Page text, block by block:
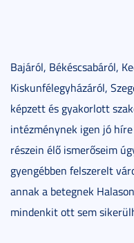
Bajáról, Békéscsabáról,
Kiskunfélegyházáról,
képzett és gyakorlott
intézménynek igen jó
részein élő ismerőseim
gyengébben felszerelt
annak a betegnek
mindenkit ott sem